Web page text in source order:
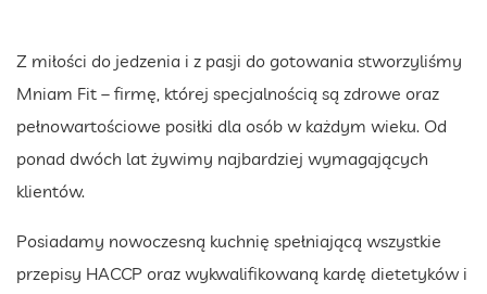
Z miłości do jedzenia i z pasji do gotowania stworzyliśmy
Mniam Fit – firmę, której specjalnością są zdrowe oraz
pełnowartościowe posiłki dla osób w każdym wieku. Od
ponad dwóch lat żywimy najbardziej wymagających
klientów.
Posiadamy nowoczesną kuchnię spełniającą wszystkie
przepisy HACCP oraz wykwalifikowaną kardę dietetyków i